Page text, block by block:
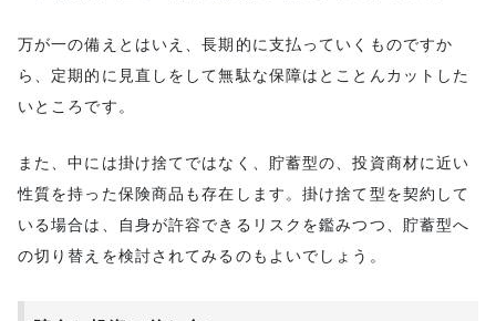
万が一の備えとはいえ、長期的に支払っていくものですか
ら、定期的に見直しをして無駄な保障はとことんカットした
いところです。
また、中には掛け捨てではなく、貯蓄型の、投資商材に近い
性質を持った保険商品も存在します。掛け捨て型を契約して
いる場合は、自身が許容できるリスクを鑑みつつ、貯蓄型へ
の切り替えを検討されてみるのもよいでしょう。